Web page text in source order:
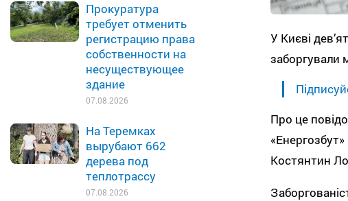
Прокуратура
требует отменить
регистрацию права
собственности на
несуществующее
здание
07.08.2026
На Теремках
вырубают 662
дерева под
теплотрассу
07.08.2026
У Києві
заборгували
Про це
Костянтин